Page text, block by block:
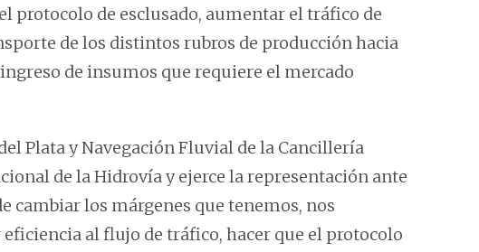
protocolo de esclusado, aumentar el tráfico de
de los distintos rubros de producción hacia
de insumos que requiere el mercado
Plata y Navegación Fluvial de la Cancillería
de la Hidrovía y ejerce la representación ante
cambiar los márgenes que tenemos, nos
al flujo de tráfico, hacer que el protocolo